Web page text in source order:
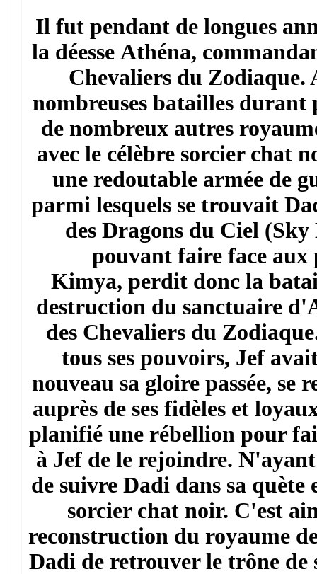
Il fut pendant de longues
la déesse Athéna,
Chevaliers du Zodiaque.
nombreuses batailles durant
de nombreux autres
avec le célèbre sorcier
une redoutable armée de
parmi lesquels se trouvait
des Dragons du Ciel
pouvant faire face aux
Kimya, perdit donc la
destruction du sanctuaire
des Chevaliers du
tous ses pouvoirs, Jef
nouveau sa gloire passée, se
auprès de ses fidèles et
planifié une rébellion pour
à Jef de le rejoindre.
de suivre Dadi dans sa
sorcier chat noir. C'est
reconstruction du royaume
Dadi de retrouver le trône de